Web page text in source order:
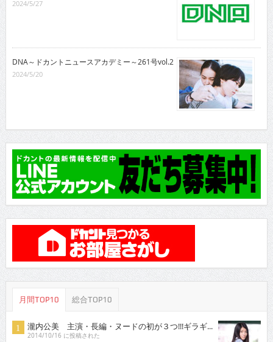
2024/5/27
DNA～ドカントニュースアカデミー～261号vol.2
2024/5/20
月間TOP10 総合TOP10
瀧内公美 主演・長編・ヌードの初が３つ!!!ギラギ...
2014/10/16 に投稿された